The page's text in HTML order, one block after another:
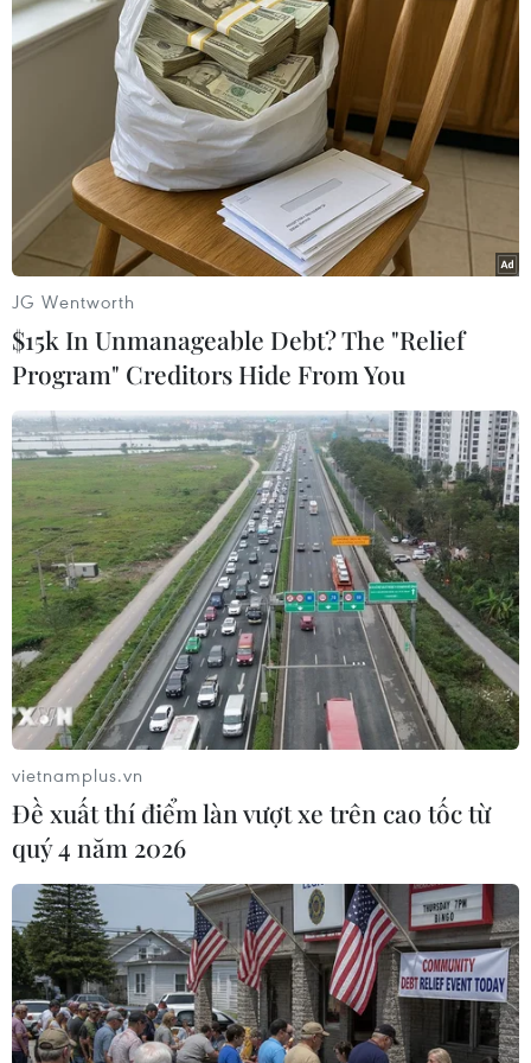
TIN LIÊN QUAN
Căng thẳng Israel-Iran: Thêm nhiều quốc
gia sơ tán công dân khỏi vùng xung đột
19/06/2025 13:04
Lo ngại tình hình căng thẳng leo thang giữa Iran và
Israel, các nước trên thế giới đang khẩn trương sơ tán
ngoại giao tại hai quốc gia này.
JG Wentworth
$15k In Unmanageable Debt? The "Relief
Program" Creditors Hide From You
vietnamplus.vn
Đề xuất thí điểm làn vượt xe trên cao tốc từ
quý 4 năm 2026